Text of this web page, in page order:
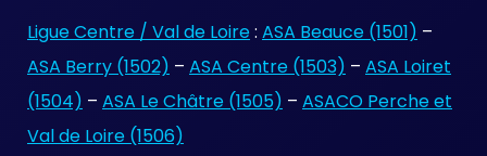
Ligue Centre / Val de Loire : ASA Beauce (1501) –
ASA Berry (1502) – ASA Centre (1503) – ASA Loiret
(1504) – ASA Le Châtre (1505) – ASACO Perche et
Val de Loire (1506)